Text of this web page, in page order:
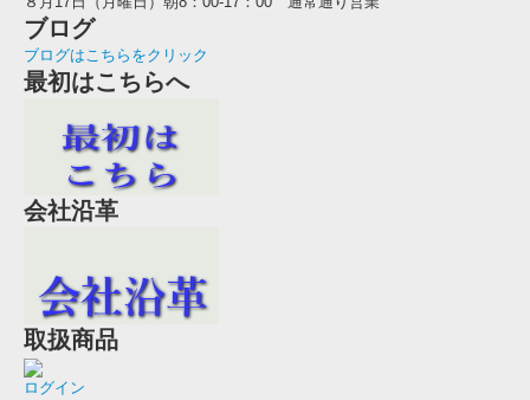
ブログ
ブログはこちらをクリック
最初はこちらへ
会社沿革
取扱商品
ログイン